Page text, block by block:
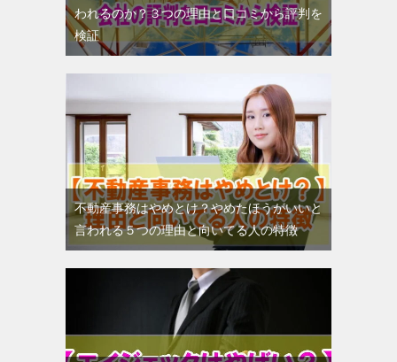
われるのか？３つの理由と口コミから評判を
検証
不動産事務はやめとけ？やめたほうがいいと
言われる５つの理由と向いてる人の特徴